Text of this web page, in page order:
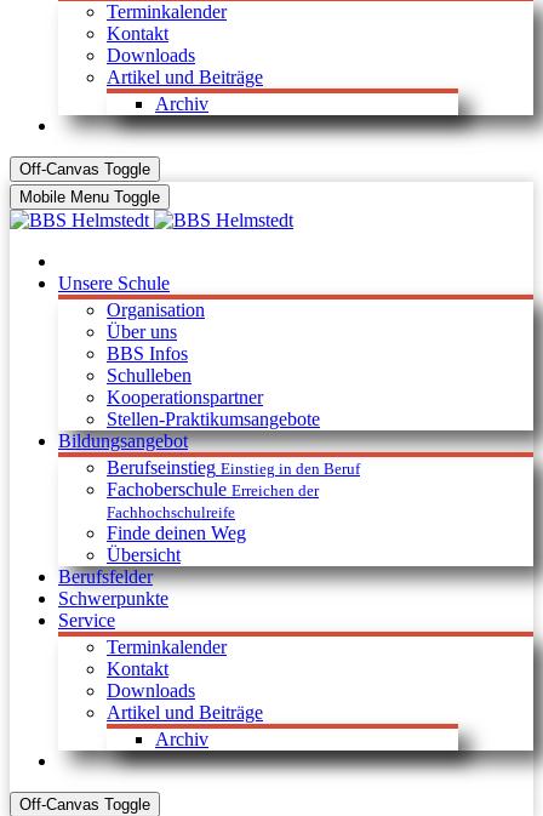
Terminkalender
Kontakt
Downloads
Artikel und Beiträge
Archiv
Off-Canvas Toggle
Mobile Menu Toggle
Unsere Schule
Organisation
Über uns
BBS Infos
Schulleben
Kooperationspartner
Stellen-Praktikumsangebote
Bildungsangebot
Berufseinstieg Einstieg in den Beruf
Fachoberschule Erreichen der
Fachhochschulreife
Finde deinen Weg
Übersicht
Berufsfelder
Schwerpunkte
Service
Terminkalender
Kontakt
Downloads
Artikel und Beiträge
Archiv
Off-Canvas Toggle